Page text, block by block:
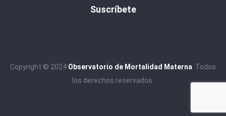
Suscríbete
Copyright © 2024 Observatorio de Mortalidad Materna . Todos
los derechos reservados.